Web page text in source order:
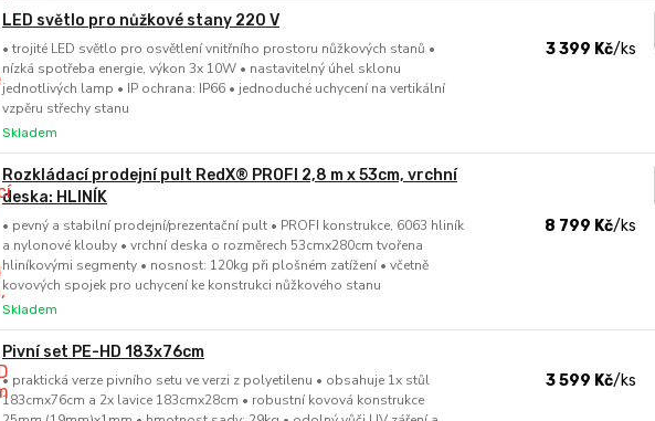
LED světlo pro nůžkové stany 220 V
• trojité LED světlo pro osvětlení vnitřního prostoru nůžkových stanů •
nízká spotřeba energie, výkon 3x 10W • nastavitelný úhel sklonu
jednotlivých lamp • IP ochrana: IP66 • jednoduché uchycení na vertikální
vzpěru střechy stanu
3 399 Kč/ks
Skladem
Rozkládací prodejní pult RedX® PROFI 2,8 m x 53cm, vrchní
deska: HLINÍK
• pevný a stabilní prodejní/prezentační pult • PROFI konstrukce, 6063 hliník
a nylonové klouby • vrchní deska o rozměrech 53cmx280cm tvořena
hliníkovými segmenty • nosnost: 120kg při plošném zatížení • včetně
kovových spojek pro uchycení ke konstrukci nůžkového stanu
8 799 Kč/ks
Skladem
Pivní set PE-HD 183x76cm
• praktická verze pivního setu ve verzi z polyetilenu • obsahuje 1x stůl
183cmx76cm a 2x lavice 183cmx28cm • robustní kovová konstrukce
3 599 Kč/ks